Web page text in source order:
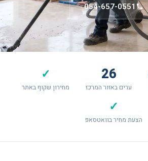
054-657-0551
26
ערים באזור המרכז
✓
מחירון שקוף באתר
✓
הצעת מחיר בוואטסאפ